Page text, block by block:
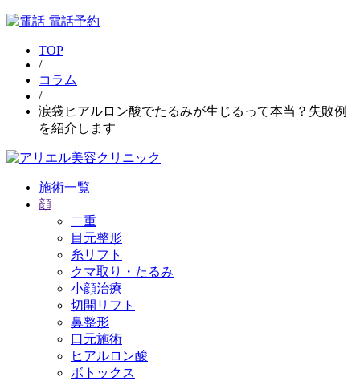
電話予約
TOP
/
コラム
/
涙袋ヒアルロン酸でたるみが生じるって本当？失敗例
を紹介します
施術一覧
顔
二重
目元整形
糸リフト
クマ取り・たるみ
小顔治療
切開リフト
鼻整形
口元施術
ヒアルロン酸
ボトックス